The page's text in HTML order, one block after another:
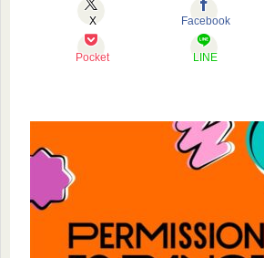
X Facebook
Pocket LINE